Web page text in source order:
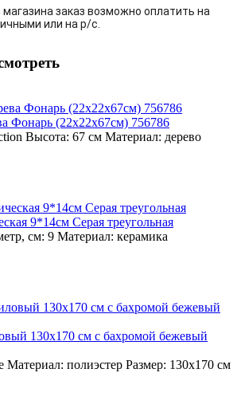
заказ возможно оплатить на
или на р/с.
Фонарь (22х22х67см) 756786
Высота: 67 см Материал: дерево
9*14см Серая треугольная
см: 9 Материал: керамика
130х170 см с бахромой бежевый
Материал: полиэстер Размер: 130х170 см